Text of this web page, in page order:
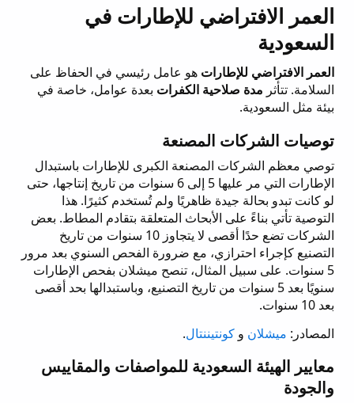
العمر الافتراضي للإطارات في
السعودية
العمر الافتراضي للإطارات هو عامل رئيسي في الحفاظ على
السلامة. تتأثر مدة صلاحية الكفرات بعدة عوامل، خاصة في
بيئة مثل السعودية.
توصيات الشركات المصنعة
توصي معظم الشركات المصنعة الكبرى للإطارات باستبدال
الإطارات التي مر عليها 5 إلى 6 سنوات من تاريخ إنتاجها، حتى
لو كانت تبدو بحالة جيدة ظاهريًا ولم تُستخدم كثيرًا. هذا
التوصية تأتي بناءً على الأبحاث المتعلقة بتقادم المطاط. بعض
الشركات تضع حدًا أقصى لا يتجاوز 10 سنوات من تاريخ
التصنيع كإجراء احترازي، مع ضرورة الفحص السنوي بعد مرور
5 سنوات. على سبيل المثال، تنصح ميشلان بفحص الإطارات
سنويًا بعد 5 سنوات من تاريخ التصنيع، وباستبدالها بحد أقصى
بعد 10 سنوات.
المصادر: ميشلان وكونتيننتال.
معايير الهيئة السعودية للمواصفات والمقاييس
والجودة